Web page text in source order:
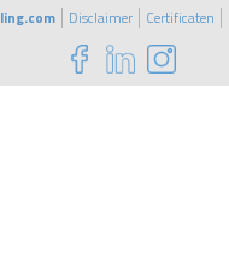
Disclaimer Certificaten